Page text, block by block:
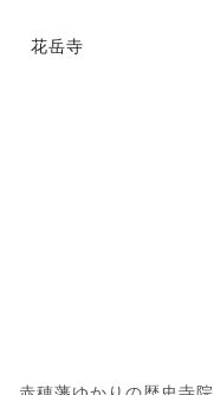
花岳寺